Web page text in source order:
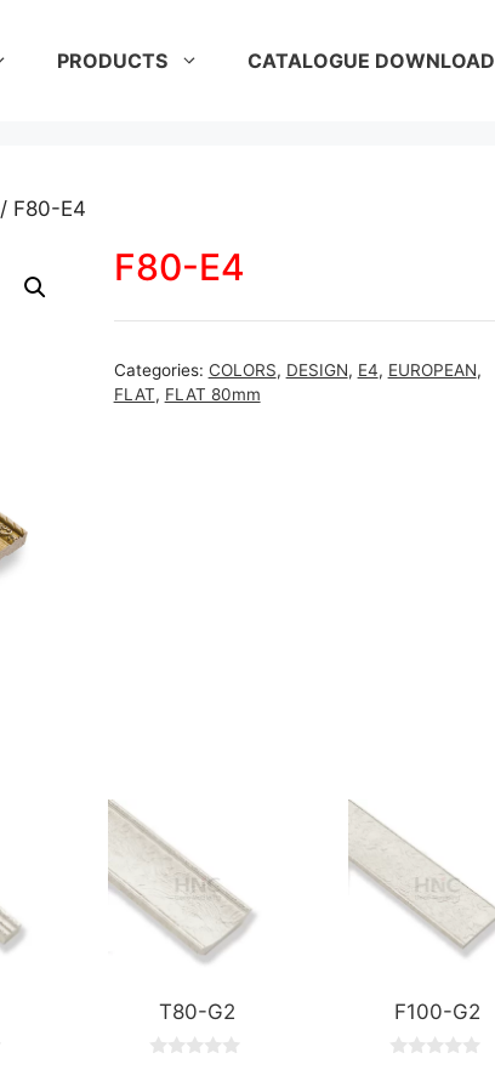
PRODUCTS CATALOGUE DOWNLOAD
/ F80-E4
F80-E4
Categories: COLORS, DESIGN, E4, EUROPEAN,
FLAT, FLAT 80mm
T80-G2 F100-G2